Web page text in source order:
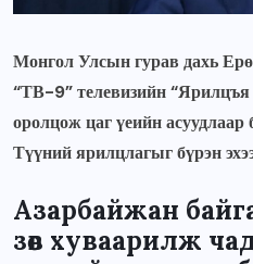
Монгол Улсын гурав дахь
“ТВ-9” телевизийн “Ярилцъя
оролцож цаг үеийн асуудлаар
Түүний ярилцлагыг бүрэн
Азарбайжан
зөв хуваарилж